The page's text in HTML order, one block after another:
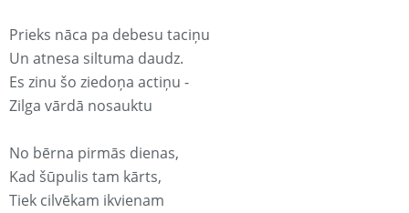
Prieks nāca pa debesu taciņu
Un atnesa siltuma daudz.
Es zinu šo ziedoņa actiņu -
Zilga vārdā nosauktu
No bērna pirmās dienas,
Kad šūpulis tam kārts,
Tiek cilvēkam ikvienam